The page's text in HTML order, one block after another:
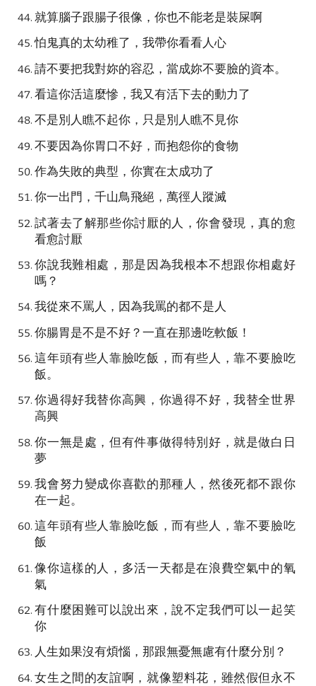
就算腦子跟腸子很像，你也不能老是裝屎啊
怕鬼真的太幼稚了，我帶你看看人心
請不要把我對妳的容忍，當成妳不要臉的資本。
看這你活這麼慘，我又有活下去的動力了
不是別人瞧不起你，只是別人瞧不見你
不要因為你胃口不好，而抱怨你的食物
作為失敗的典型，你實在太成功了
你一出門，千山鳥飛絕，萬徑人蹤滅
試著去了解那些你討厭的人，你會發現，真的愈
看愈討厭
你說我難相處，那是因為我根本不想跟你相處好
嗎？
我從來不罵人，因為我罵的都不是人
你腸胃是不是不好？一直在那邊吃軟飯！
這年頭有些人靠臉吃飯，而有些人，靠不要臉吃
飯。
你過得好我替你高興，你過得不好，我替全世界
高興
你一無是處，但有件事做得特別好，就是做白日
夢
我會努力變成你喜歡的那種人，然後死都不跟你
在一起。
這年頭有些人靠臉吃飯，而有些人，靠不要臉吃
飯
像你這樣的人，多活一天都是在浪費空氣中的氧
氣
有什麼困難可以說出來，說不定我們可以一起笑
你
人生如果沒有煩惱，那跟無憂無慮有什麼分別？
女生之間的友誼啊，就像塑料花，雖然假但永不